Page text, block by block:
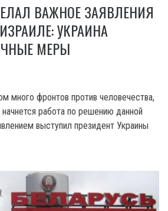
ВАЖНОЕ ЗАЯВЛЕНИЯ
УКРАИНА
МЕРЫ
много фронтов против человечества,
работа по решению данной
выступил президент Украины